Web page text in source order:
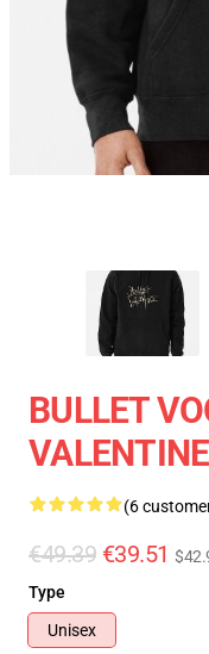
BULLET
(6
€49.39 €39.51
Type
Unisex